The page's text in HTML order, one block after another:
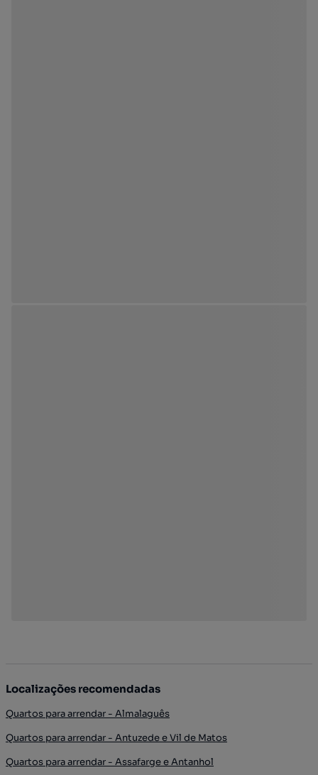
Localizações recomendadas
Quartos para arrendar - Almalaguês
Quartos para arrendar - Antuzede e Vil de Matos
Quartos para arrendar - Assafarge e Antanhol